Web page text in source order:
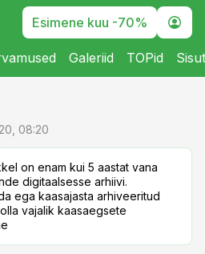
Esimene kuu -70%
Galeriid TOPid
08:20
on enam kui 5 aastat vana
digitaalsesse arhiivi.
ega kaasajasta arhiveeritud
vajalik kaasaegsete